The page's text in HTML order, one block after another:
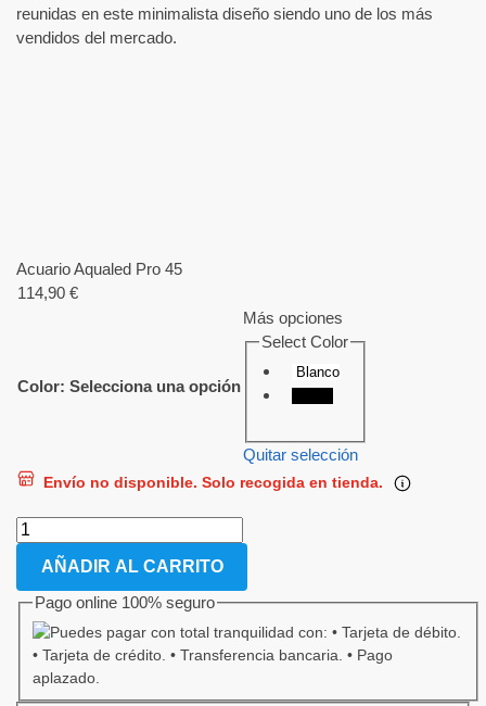
reunidas en este minimalista diseño siendo uno de los más
vendidos del mercado.
Acuario Aqualed Pro 45
114,90 €
Color: Selecciona una opción
Más opciones
Select Color
Blanco
Quitar selección
Envío no disponible. Solo recogida en tienda.
AÑADIR AL CARRITO
Pago online 100% seguro